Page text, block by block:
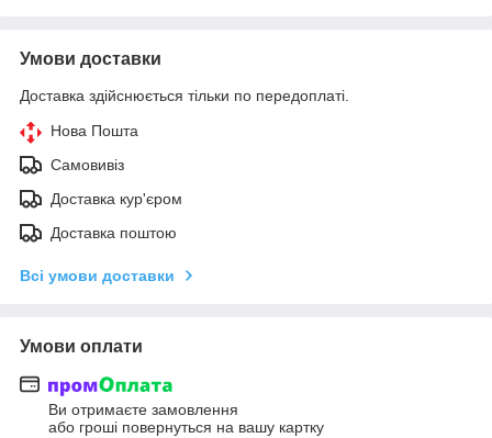
Умови доставки
Доставка здійснюється тільки по передоплаті.
Нова Пошта
Самовивіз
Доставка кур'єром
Доставка поштою
Всі умови доставки
Умови оплати
Ви отримаєте замовлення
або гроші повернуться на вашу картку